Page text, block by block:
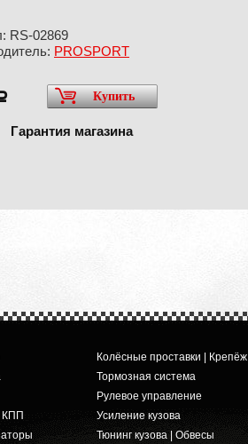
RS-02869
PROSPORT
Купить
Гарантия магазина
КПП
Колёсные проставки | Крепёж
Тормозная система
Рулевое управление
Усиление кузова
Тюнинг кузова | Обвесы